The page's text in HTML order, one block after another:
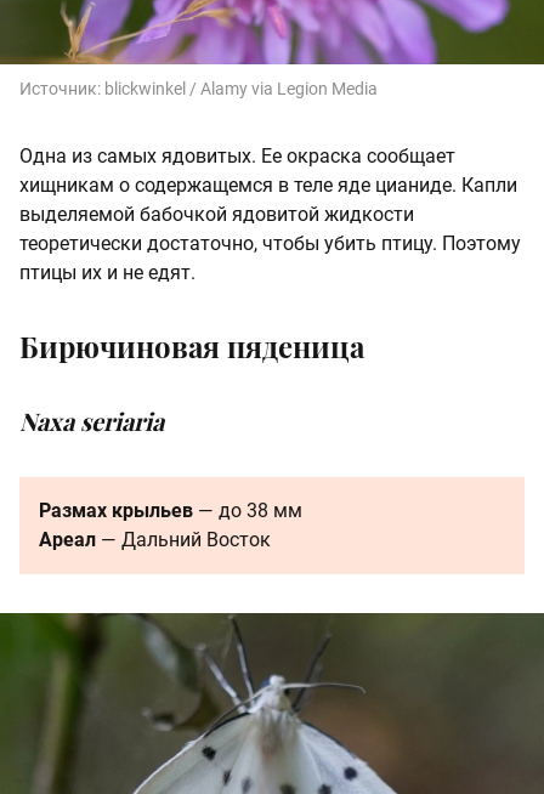
Источник: blickwinkel / Alamy via Legion Media
Одна из самых ядовитых. Ее окраска сообщает
хищникам о содержащемся в теле яде цианиде. Капли
выделяемой бабочкой ядовитой жидкости
теоретически достаточно, чтобы убить птицу. Поэтому
птицы их и не едят.
Бирючиновая пяденица
Naxa seriaria
Размах крыльев — до 38 мм
Ареал — Дальний Восток